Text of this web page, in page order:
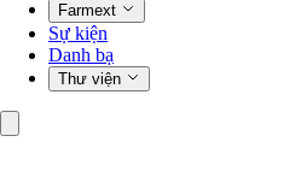
Farmext
Sự kiện
Danh bạ
Thư viện